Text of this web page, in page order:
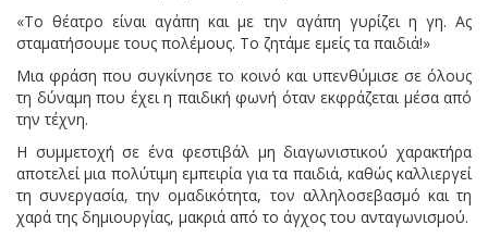
«Το θέατρο είναι αγάπη και με την αγάπη γυρίζει η γη. Ας
σταματήσουμε τους πολέμους. Το ζητάμε εμείς τα παιδιά!»
Μια φράση που συγκίνησε το κοινό και υπενθύμισε σε όλους
τη δύναμη που έχει η παιδική φωνή όταν εκφράζεται μέσα από
την τέχνη.
Η συμμετοχή σε ένα φεστιβάλ μη διαγωνιστικού χαρακτήρα
αποτελεί μια πολύτιμη εμπειρία για τα παιδιά, καθώς καλλιεργεί
τη συνεργασία, την ομαδικότητα, τον αλληλοσεβασμό και τη
χαρά της δημιουργίας, μακριά από το άγχος του ανταγωνισμού.